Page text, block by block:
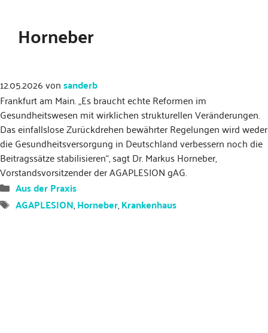
Horneber
12.05.2026vonsanderb
Frankfurt am Main. „Es braucht echte Reformen im
Gesundheitswesen mit wirklichen strukturellen Veränderungen.
Das einfallslose Zurückdrehen bewährter Regelungen wird weder
die Gesundheitsversorgung in Deutschland verbessern noch die
Beitragssätze stabilisieren“, sagt Dr. Markus Horneber,
Vorstandsvorsitzender der AGAPLESION gAG.
Kategorien
Aus der Praxis
Schlagwörter
AGAPLESION,Horneber,Krankenhaus